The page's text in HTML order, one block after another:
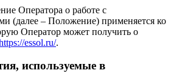
Оператора о работе с
(далее – Положение) применяется ко
Оператор может получить о
essol.ru/.
используемые в